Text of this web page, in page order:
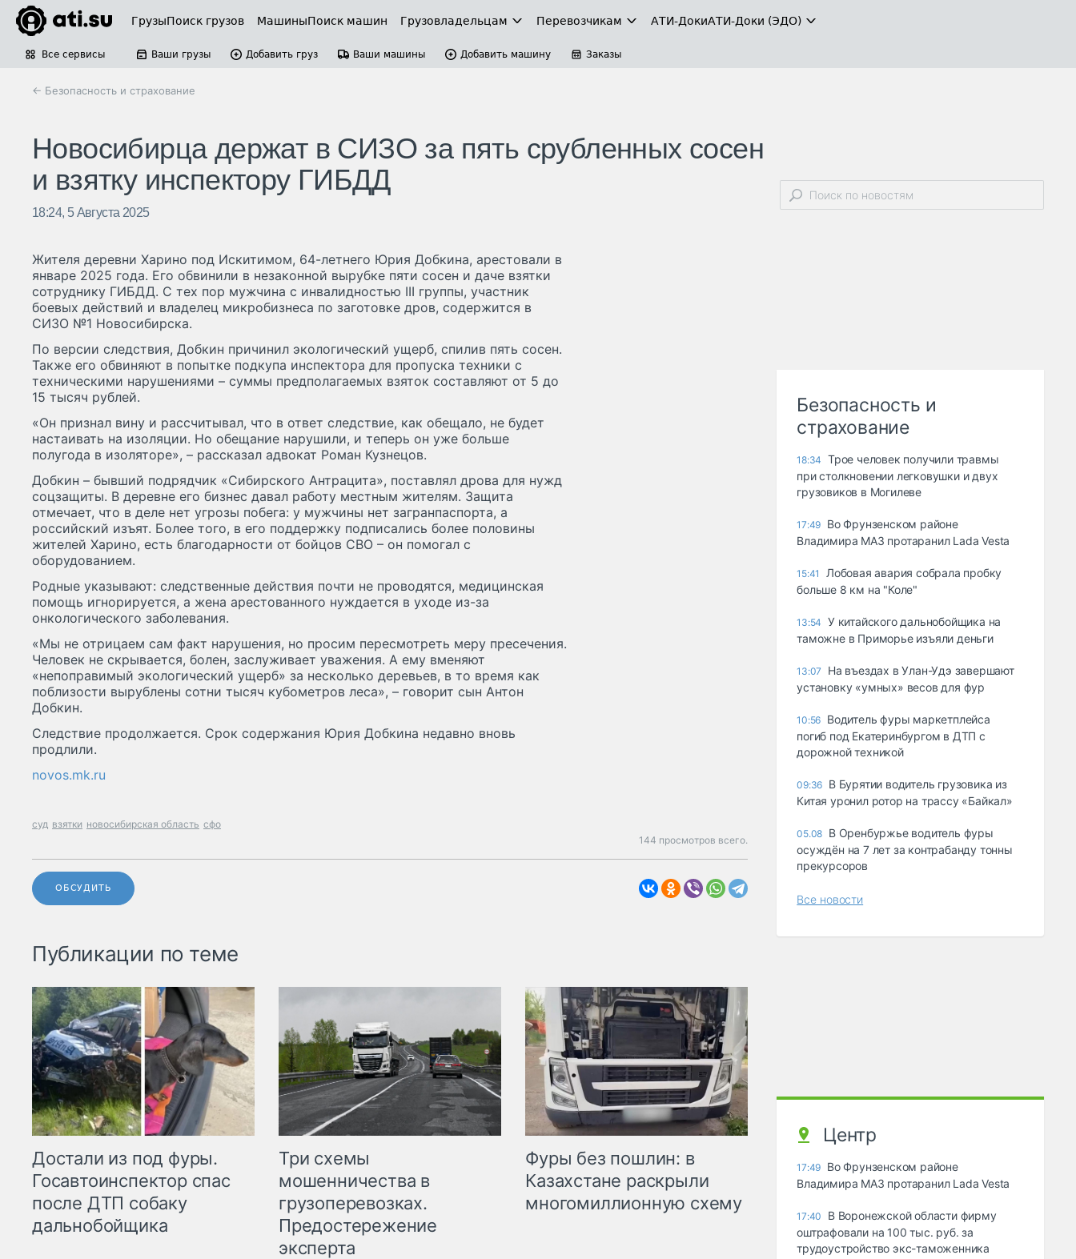
ГрузыПоиск грузов МашиныПоиск машин Грузовладельцам Перевозчикам АТИ-ДокиАТИ-Доки (ЭДО)
Все сервисы Ваши грузы Добавить груз Ваши машины Добавить машину Заказы
← Безопасность и страхование
Новосибирца держат в СИЗО за пять срубленных сосен
и взятку инспектору ГИБДД
18:24, 5 Августа 2025
Жителя деревни Харино под Искитимом, 64-летнего Юрия Добкина, арестовали в
январе 2025 года. Его обвинили в незаконной вырубке пяти сосен и даче взятки
сотруднику ГИБДД. С тех пор мужчина с инвалидностью III группы, участник
боевых действий и владелец микробизнеса по заготовке дров, содержится в
СИЗО №1 Новосибирска.
По версии следствия, Добкин причинил экологический ущерб, спилив пять сосен.
Также его обвиняют в попытке подкупа инспектора для пропуска техники с
техническими нарушениями – суммы предполагаемых взяток составляют от 5 до
15 тысяч рублей.
«Он признал вину и рассчитывал, что в ответ следствие, как обещало, не будет
настаивать на изоляции. Но обещание нарушили, и теперь он уже больше
полугода в изоляторе», – рассказал адвокат Роман Кузнецов.
Добкин – бывший подрядчик «Сибирского Антрацита», поставлял дрова для нужд
соцзащиты. В деревне его бизнес давал работу местным жителям. Защита
отмечает, что в деле нет угрозы побега: у мужчины нет загранпаспорта, а
российский изъят. Более того, в его поддержку подписались более половины
жителей Харино, есть благодарности от бойцов СВО – он помогал с
оборудованием.
Родные указывают: следственные действия почти не проводятся, медицинская
помощь игнорируется, а жена арестованного нуждается в уходе из-за
онкологического заболевания.
«Мы не отрицаем сам факт нарушения, но просим пересмотреть меру пресечения.
Человек не скрывается, болен, заслуживает уважения. А ему вменяют
«непоправимый экологический ущерб» за несколько деревьев, в то время как
поблизости вырублены сотни тысяч кубометров леса», – говорит сын Антон
Добкин.
Следствие продолжается. Срок содержания Юрия Добкина недавно вновь
продлили.
novos.mk.ru
суд взятки новосибирская область сфо
144 просмотров всего.
ОБСУДИТЬ
Публикации по теме
Достали из под фуры.
Госавтоинспектор спас
после ДТП собаку
дальнобойщика
Три схемы
мошенничества в
грузоперевозках.
Предостережение
эксперта
Фуры без пошлин: в
Казахстане раскрыли
многомиллионную схему
Безопасность и
страхование
18:34
Трое человек получили травмы
при столкновении легковушки и двух
грузовиков в Могилеве
17:49 Во Фрунзенском районе
Владимира МАЗ протаранил Lada Vesta
15:41
Лобовая авария собрала пробку
больше 8 км на "Коле"
13:54
У китайского дальнобойщика на
таможне в Приморье изъяли деньги
13:07
Ha въeздax в Улaн-Удэ зaвepшaют
ycтaнoвкy «yмныx» вecoв для фyp
10:56 Водитель фуры маркетплейса
погиб под Екатеринбургом в ДТП с
дорожной техникой
09:36 В Бурятии водитель грузовика из
Китая уронил ротор на трассу «Байкал»
05.08 В Оренбуржье водитель фуры
осуждён на 7 лет за контрабанду тонны
прекурсоров
Все новости
Центр
17:49 Во Фрунзенском районе
Владимира МАЗ протаранил Lada Vesta
17:40
В Воронежской области фирму
оштрафовали на 100 тыс. руб. за
трудоустройство экс-таможенника